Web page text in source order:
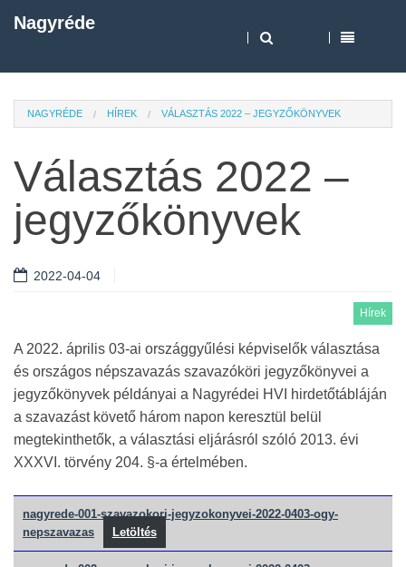
Nagyréde
NAGYRÉDE HÍREK VÁLASZTÁS 2022 – JEGYZŐKÖNYVEK
Választás 2022 –
jegyzőkönyvek
2022-04-04
Hírek
A 2022. április 03-ai országgyűlési képviselők választása
és országos népszavazás szavazóköri jegyzőkönyvei a
jegyzőkönyvek példányai a Nagyrédei HVI hirdetőtábláján
a szavazást követő három napon keresztül belül
megtekinthetők, a választási eljárásról szóló 2013. évi
XXXVI. törvény 204. §-a értelmében.
nagyrede-001-szavazokori-jegyzokonyvei-2022-0403-ogy-
nepszavazas
Letöltés